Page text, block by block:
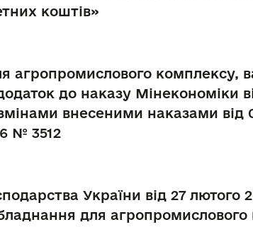
коштів»
агропромислового комплексу,
до наказу Мінекономіки
внесеними наказами
№ 3512
України від 27 лютого
для